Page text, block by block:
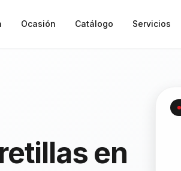
Ocasión Catálogo Servicios
en